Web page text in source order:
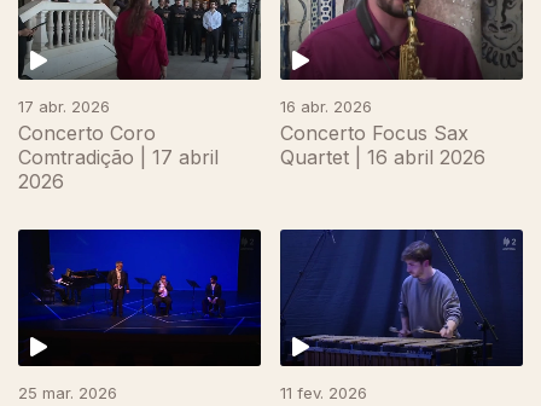
17 abr. 2026
Concerto Coro
Comtradição | 17 abril
2026
16 abr. 2026
Concerto Focus Sax
Quartet | 16 abril 2026
25 mar. 2026 11 fev. 2026